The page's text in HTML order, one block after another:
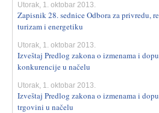
Utorak, 1. oktobar 2013.
Zapisnik 28. sednice Odbora za privredu,
turizam i energetiku
Utorak, 1. oktobar 2013.
Izveštaj Predlog zakona o izmenama i
konkurencije u načelu
Utorak, 1. oktobar 2013.
Izveštaj Predlog zakona o izmenama i
trgovini u načelu